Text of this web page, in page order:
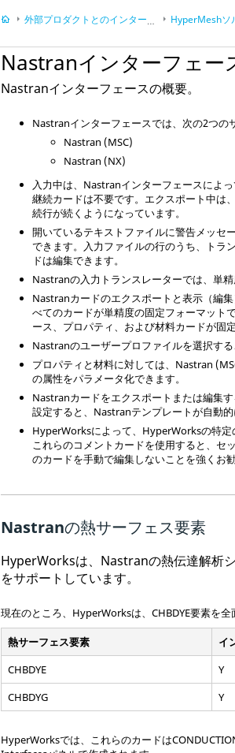
外部プロダクトとのインターフェース HyperMeshソル
Nastranインターフェー
Nastranインターフェースの概要。
Nastranインターフェースでは、次の2つの
Nastran (MSC)
Nastran (NX)
入力中は、 Nastranインターフェースによ
継続カードは不要です。エクスポート中は、
続行が続くようになっています。
開いているテキストファイルに警告メッセ
できます。入力ファイルの行のうち、トラ
ドは編集できます。
Nastranの入力トランスレーターでは、単
Nastranカードのエクスポートと表示（編
べてのカードが単精度の固定フォーマット
ース、プロパティ、および材料カードが固
Nastranのユーザープロファイルを選択する
プロパティと材料に対しては、 Nastran
の属性をパラメータ化できます。
Nastranカードをエクスポートまたは編集す
設定すると、 Nastranテンプレートが自動的
HyperWorksによって、 HyperWorksの特定
これらのコメントカードを使用すると、セ
のカードを手動で編集しないことを強くお勧
Nastranの熱サーフェス要素
HyperWorksは、 Nastranの熱伝達解析
をサポートしています。
現在のところ、 HyperWorksは、CHBDYE要素を
熱サーフェス要素 イ
CHBDYE
Y
CHBDYG
Y
HyperWorksでは、これらのカードは